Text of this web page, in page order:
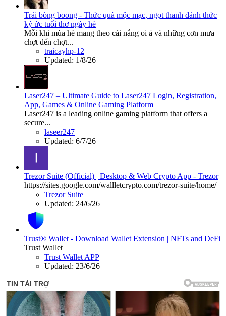
Trái bòng boong - Thức quà mộc mạc, ngọt thanh đánh thức
ký ức tuổi thơ ngày hè
Mỗi khi mùa hè mang theo cái nắng oi ả và những cơn mưa
chợt đến chợt...
traicayhp-12
Updated: 1/8/26
Laser247 – Ultimate Guide to Laser247 Login, Registration,
App, Games & Online Gaming Platform
Laser247 is a leading online gaming platform that offers a
secure...
laseer247
Updated: 6/7/26
Trezor Suite (Official) | Desktop & Web Crypto App - Trezor
https://sites.google.com/wallletcrypto.com/trezor-suite/home/
Trezor Suite
Updated: 24/6/26
Trust® Wallet - Download Wallet Extension | NFTs and DeFi
Trust Wallet
Trust Wallet APP
Updated: 23/6/26